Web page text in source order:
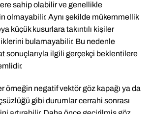
sahip olabilir ve genellikle
olmayabilir. Aynı şekilde mükemmellik
küçük kusurlara takıntılı kişiler
bulamayabilir. Bu nedenle
sonuçlarıyla ilgili gerçekçi beklentilere
örneğin negatif vektör göz kapağı ya da
gibi durumlar cerrahi sonrası